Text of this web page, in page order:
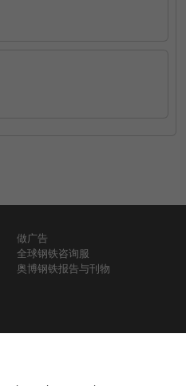
做广告
全球钢铁咨询服
奥博钢铁报告与刊物